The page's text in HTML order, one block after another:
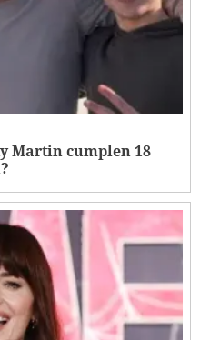
Martin cumplen 18